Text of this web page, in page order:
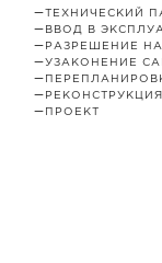
—
ТЕХНИЧЕСКИЙ
— ВВОД В
— РАЗРЕШЕНИЕ
— УЗАКОНЕНИЕ
—
— РЕКОНСТРУКЦИЯ
—
ПРОЕКТ